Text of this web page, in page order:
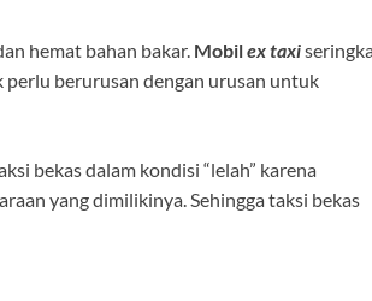
hemat bahan bakar. Mobilex taxi
berurusan dengan urusan untuk
bekas dalam kondisi “lelah” karena
yang dimilikinya. Sehingga taksi bekas